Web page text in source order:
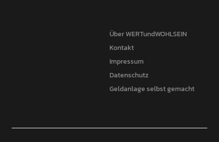
Über WERTundWOHLSEIN
Kontakt
Impressum
Datenschutz
Geldanlage selbst gemacht